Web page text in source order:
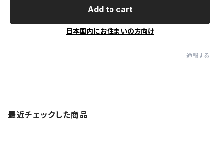
Add to cart
日本国内にお住まいの方向け
通報する
最近チェックした商品